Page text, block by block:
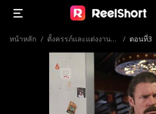
หน้าหลัก / ตั้งครรภ์และแต่งงานกั
/ ตอนที่3